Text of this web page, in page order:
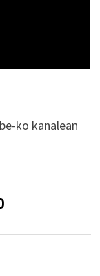
ko kanalean